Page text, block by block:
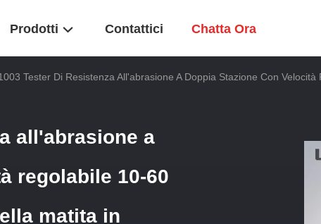
Prodotti Contattici Chatta Ora
Tester Di Resistenza All'abrasione A Doppia Stazione Con
all'abrasione a
regolabile 10-60
matita in